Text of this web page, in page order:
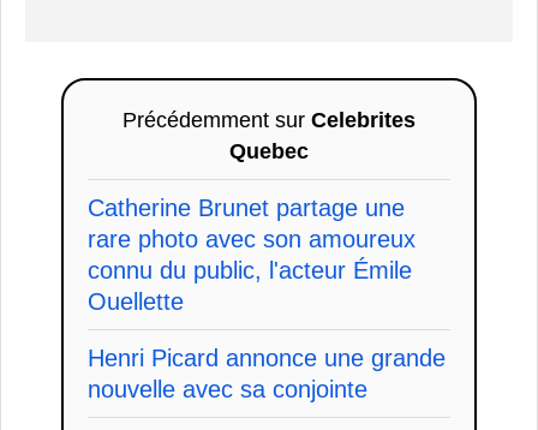
Précédemment sur Celebrites
Quebec
Catherine Brunet partage une
rare photo avec son amoureux
connu du public, l'acteur Émile
Ouellette
Henri Picard annonce une grande
nouvelle avec sa conjointe